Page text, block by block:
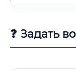
❓ Задать